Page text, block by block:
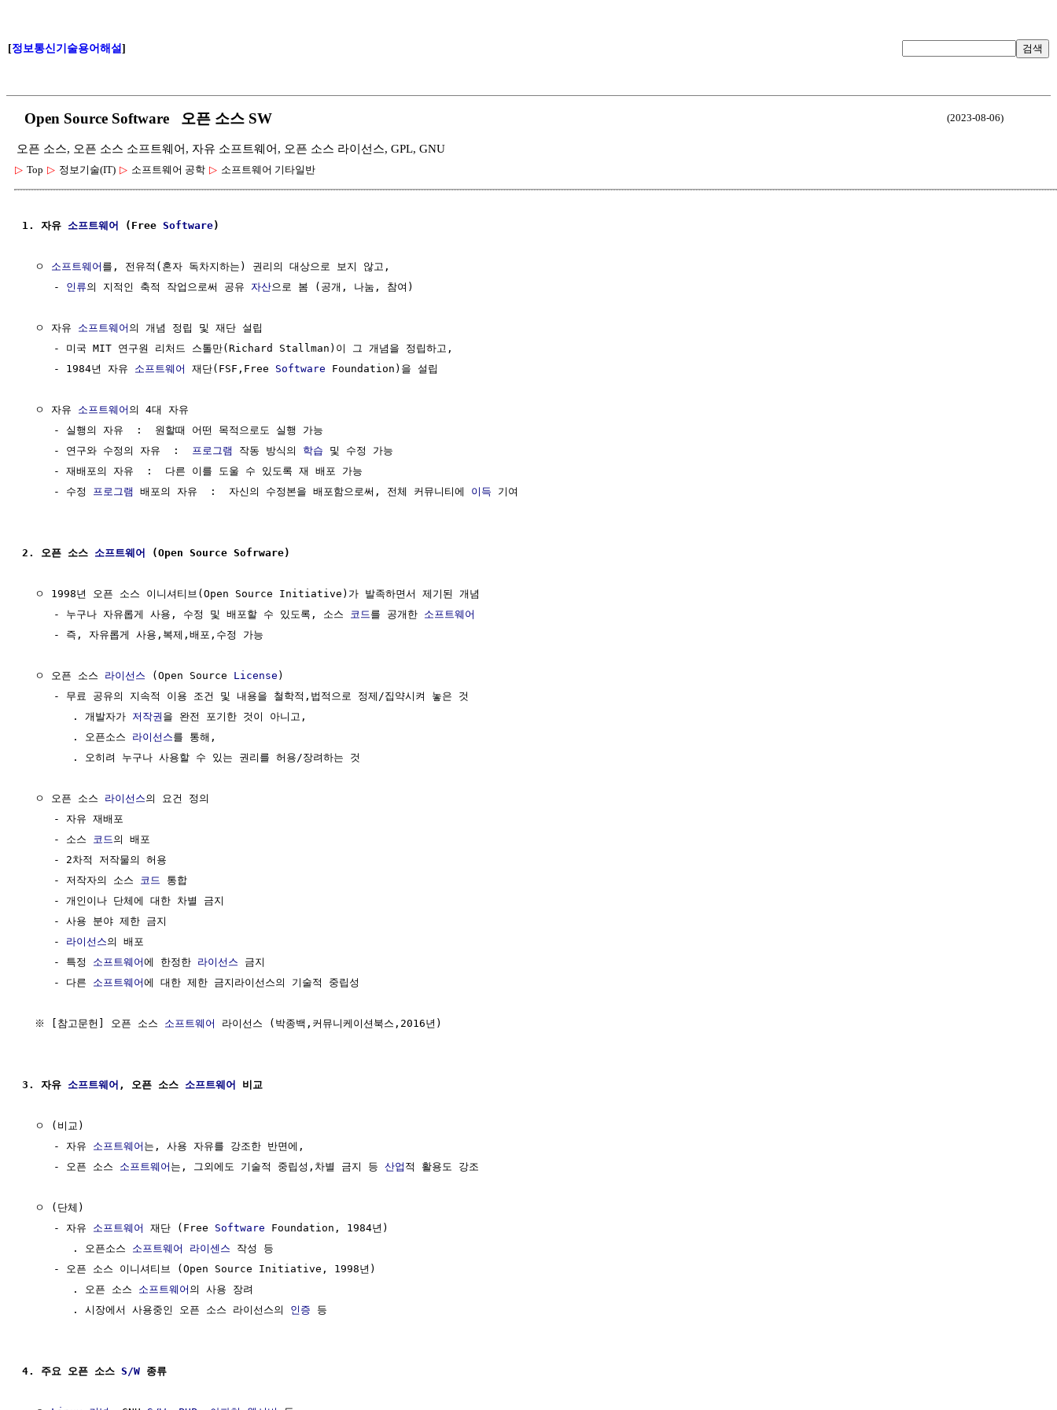
[정보통신기술용어해설] 검색
Open Source Software 오픈 소스 SW (2023-08-06)
오픈 소스, 오픈 소스 소프트웨어, 자유 소프트웨어, 오픈 소스 라이선스, GPL, GNU
▷ Top ▷ 정보기술(IT) ▷ 소프트웨어 공학 ▷ 소프트웨어 기타일반
1. 자유 소프트웨어 (Free Software)
  ㅇ
소프트웨어 를, 전유적(혼자 독차지하는) 권리의 대상으로 보지 않고,
     -
인류의 지적인 축적 작업으로써 공유 자산으로 봄 (공개, 나눔, 참여)
  ㅇ 자유
소프트웨어 의 개념 정립 및 재단 설립
     - 미국 MIT 연구원 리처드 스톨만(Richard Stallman)이 그 개념을 정립하고,
     - 1984년 자유
소프트웨어 재단(FSF,Free Software Foundation)을 설립
  ㅇ 자유
소프트웨어 의 4대 자유
     - 실행의 자유  :  원할때 어떤 목적으로도 실행 가능
     - 연구와 수정의 자유  :
프로그램 작동 방식의 학습 및 수정 가능
     - 재배포의 자유  :  다른 이를 도울 수 있도록 재 배포 가능
     - 수정
프로그램 배포의 자유  :  자신의 수정본을 배포함으로써, 전체 커뮤니티에 이득 기여
2. 오픈 소스 소프트웨어 (Open Source Sofrware)
  ㅇ 1998년 오픈 소스 이니셔티브(Open Source Initiative)가 발족하면서 제기된 개념
     - 누구나 자유롭게 사용, 수정 및 배포할 수 있도록, 소스
코드 를 공개한 소프트웨어
     - 즉, 자유롭게 사용,복제,배포,수정 가능
  ㅇ 오픈 소스
라이선스 (Open Source License )
     - 무료 공유의 지속적 이용 조건 및 내용을 철학적,법적으로 정제/집약시켜 놓은 것
        . 개발자가
저작권 을 완전 포기한 것이 아니고,
        . 오픈소스
라이선스를 통해,
        . 오히려 누구나 사용할 수 있는 권리를 허용/장려하는 것
  ㅇ 오픈 소스
라이선스의 요건 정의
     - 자유 재배포
     - 소스
코드 의 배포
     - 2차적 저작물의 허용
     - 저작자의 소스
코드
통합
     - 개인이나 단체에 대한 차별 금지
     - 사용 분야 제한 금지
     -
라이선스의 배포
     - 특정
소프트웨어에 한정한 라이선스 금지
     - 다른
소프트웨어에 대한 제한 금지라이선스의 기술적 중립성
  ※ [참고문헌] 오픈 소스
소프트웨어 라이선스 (박종백,커뮤니케이션북스,2016년)
3. 자유 소프트웨어 , 오픈 소스 소프트웨어 비교
  ㅇ (비교)
     - 자유
소프트웨어 는, 사용 자유를 강조한 반면에,
     - 오픈 소스
소프트웨어 는, 그외에도 기술적 중립성,차별 금지 등 산업 적 활용도 강조
  ㅇ (단체)
     - 자유
소프트웨어 재단 (Free Software Foundation, 1984년)
        . 오픈소스
소프트웨어 라이센스 작성 등
     - 오픈 소스 이니셔티브 (Open Source Initiative, 1998년)
        . 오픈 소스
소프트웨어 의 사용 장려
        . 시장에서 사용중인 오픈 소스 라이선스의
인증 등
4. 주요 오픈 소스 S/W 종류